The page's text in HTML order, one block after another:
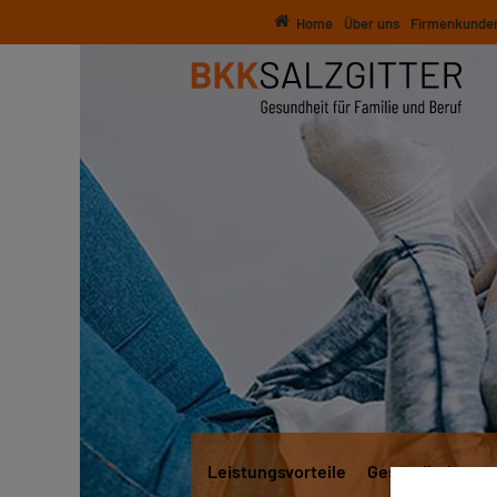
Home Über uns
Leistungsvorteile